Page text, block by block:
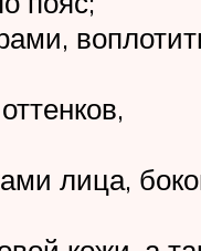
лица,